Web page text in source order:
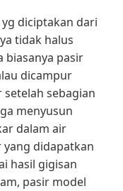
diciptakan dari
tidak halus
biasanya pasir
dicampur
sebagian
menyusun
dalam air
didapatkan
hasil gigisan
pasir model